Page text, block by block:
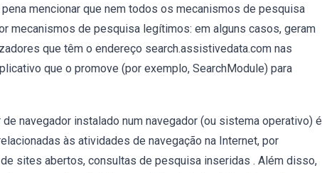
mencionar que nem todos os mecanismos de pesquisa
mecanismos de pesquisa legítimos: em alguns casos, geram
que têm o endereço search.assistivedata.com nas
que o promove (por exemplo, SearchModule) para
navegador instalado num navegador (ou sistema operativo) é
às atividades de navegação na Internet, por
sites abertos, consultas de pesquisa inseridas . Além disso,